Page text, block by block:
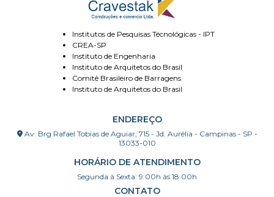
Institutos de Pesquisas Técnológicas - IPT
CREA-SP
Instituto de Engenharia
Instituto de Arquitetos do Brasil
Comitê Brasileiro de Barragens
Instituto de Arquitetos do Brasil
ENDEREÇO
Av. Brg Rafael Tobias de Aguiar, 715 - Jd. Aurélia - Campinas - SP -
13033-010
HORÁRIO DE ATENDIMENTO
Segunda à Sexta: 9:00h às 18:00h
CONTATO